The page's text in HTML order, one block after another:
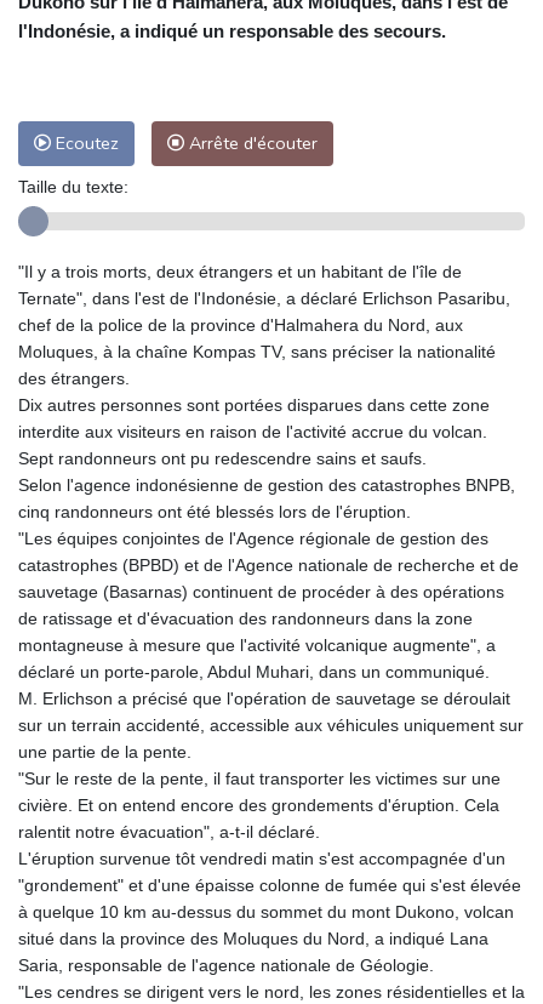
l'Indonésie, a indiqué un responsable des secours.
Ecoutez Arrête d'écouter
Taille du texte:
"Il y a trois morts, deux étrangers et un habitant de l'île de
Ternate", dans l'est de l'Indonésie, a déclaré Erlichson Pasaribu,
chef de la police de la province d'Halmahera du Nord, aux
Moluques, à la chaîne Kompas TV, sans préciser la nationalité
des étrangers.
Dix autres personnes sont portées disparues dans cette zone
interdite aux visiteurs en raison de l'activité accrue du volcan.
Sept randonneurs ont pu redescendre sains et saufs.
Selon l'agence indonésienne de gestion des catastrophes BNPB,
cinq randonneurs ont été blessés lors de l'éruption.
"Les équipes conjointes de l'Agence régionale de gestion des
catastrophes (BPBD) et de l'Agence nationale de recherche et de
sauvetage (Basarnas) continuent de procéder à des opérations
de ratissage et d'évacuation des randonneurs dans la zone
montagneuse à mesure que l'activité volcanique augmente", a
déclaré un porte-parole, Abdul Muhari, dans un communiqué.
M. Erlichson a précisé que l'opération de sauvetage se déroulait
sur un terrain accidenté, accessible aux véhicules uniquement sur
une partie de la pente.
"Sur le reste de la pente, il faut transporter les victimes sur une
civière. Et on entend encore des grondements d'éruption. Cela
ralentit notre évacuation", a-t-il déclaré.
L'éruption survenue tôt vendredi matin s'est accompagnée d'un
"grondement" et d'une épaisse colonne de fumée qui s'est élevée
à quelque 10 km au-dessus du sommet du mont Dukono, volcan
situé dans la province des Moluques du Nord, a indiqué Lana
Saria, responsable de l'agence nationale de Géologie.
"Les cendres se dirigent vers le nord, les zones résidentielles et la